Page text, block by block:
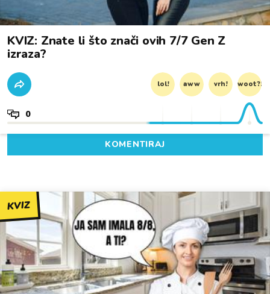
KVIZ: Znate li što znači ovih 7/7 Gen Z
izraza?
lol! aww vrh! woot?!
0
KOMENTIRAJ
KVIZ